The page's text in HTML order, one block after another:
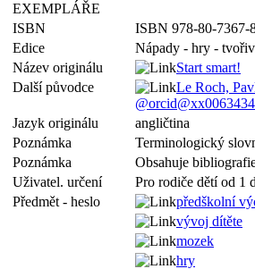
EXEMPLÁŘE
ISBN
ISBN 978-80-7367-
Edice
Nápady - hry -
Název originálu
Start smart!
Další původce
Le Roch,
Jazyk originálu
angličtina
Poznámka
Terminologický
Poznámka
Obsahuje
Uživatel. určení
Pro rodiče dětí od 1
Předmět - heslo
předškolní
vývoj dítěte
mozek
hry